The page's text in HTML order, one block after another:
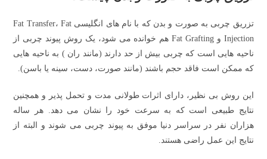
تزریق چربی به صورت و بدن که با نام های انگلیسی Fat Transfer، Fat
Injection و Fat Grafting هم خوانده می شود، یک روش پیوند چربی از
ناحیه هایی است که چربی بیش از حد دارند (مانند ران ) به ناحیه هایی
که ممکن است فاقد حجم باشند (مانند صورت، دست، سینه یا باسن).
این روش بی نظیر، دارای اثرات طولانی مدت و تحمل پذیر و همچنین
نتایج طبیعی است که به سرعت خود را نشان می دهد. هر ساله
هزاران نفر در سراسر دنیا موفق به پیوند چربی می شوند و البته از
نتایج این عمل راضی هستند.